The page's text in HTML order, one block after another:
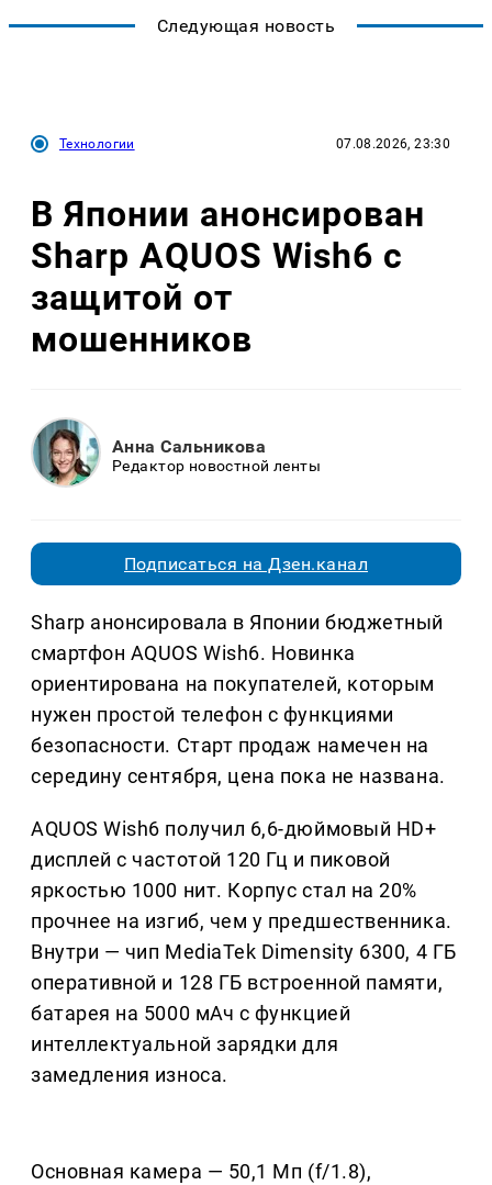
Следующая новость
Технологии 07.08.2026, 23:30
В Японии анонсирован
Sharp AQUOS Wish6 с
защитой от
мошенников
Анна Сальникова
Редактор новостной ленты
Подписаться на Дзен.канал
Sharp анонсировала в Японии бюджетный
смартфон AQUOS Wish6. Новинка
ориентирована на покупателей, которым
нужен простой телефон с функциями
безопасности. Старт продаж намечен на
середину сентября, цена пока не названа.
AQUOS Wish6 получил 6,6-дюймовый HD+
дисплей с частотой 120 Гц и пиковой
яркостью 1000 нит. Корпус стал на 20%
прочнее на изгиб, чем у предшественника.
Внутри — чип MediaTek Dimensity 6300, 4 ГБ
оперативной и 128 ГБ встроенной памяти,
батарея на 5000 мАч с функцией
интеллектуальной зарядки для
замедления износа.
Основная камера — 50,1 Мп (f/1.8),